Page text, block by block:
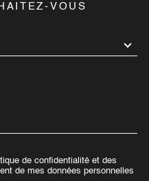
VOUS
de confidentialité et des
de mes données personnelles